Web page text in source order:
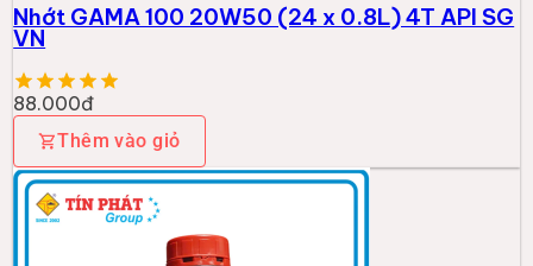
Nhớt GAMA 100 20W50 (24 x 0.8L) 4T API SG
VN
88.000đ
Thêm vào giỏ